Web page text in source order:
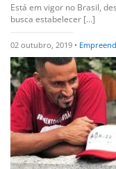
Está em vigor no Brasil,
busca estabelecer [...]
02 outubro, 2019 •